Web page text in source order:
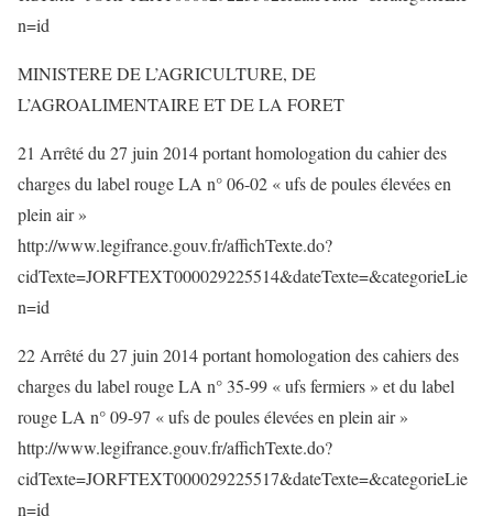
n=id
MINISTERE DE L’AGRICULTURE, DE
L’AGROALIMENTAIRE ET DE LA FORET
21 Arrêté du 27 juin 2014 portant homologation du cahier des
charges du label rouge LA n° 06-02 « ufs de poules élevées en
plein air »
http://www.legifrance.gouv.fr/affichTexte.do?
cidTexte=JORFTEXT000029225514&dateTexte=&categorieLie
n=id
22 Arrêté du 27 juin 2014 portant homologation des cahiers des
charges du label rouge LA n° 35-99 « ufs fermiers » et du label
rouge LA n° 09-97 « ufs de poules élevées en plein air »
http://www.legifrance.gouv.fr/affichTexte.do?
cidTexte=JORFTEXT000029225517&dateTexte=&categorieLie
n=id